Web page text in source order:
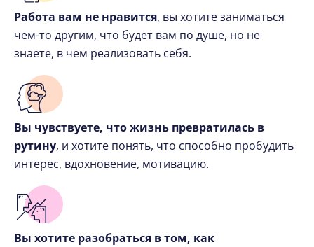
Работа вам не нравится, вы хотите заниматься
чем-то другим, что будет вам по душе, но не
знаете, в чем реализовать себя.
Вы чувствуете, что жизнь превратилась в
рутину, и хотите понять, что способно пробудить
интерес, вдохновение, мотивацию.
Вы хотите разобраться в том, как